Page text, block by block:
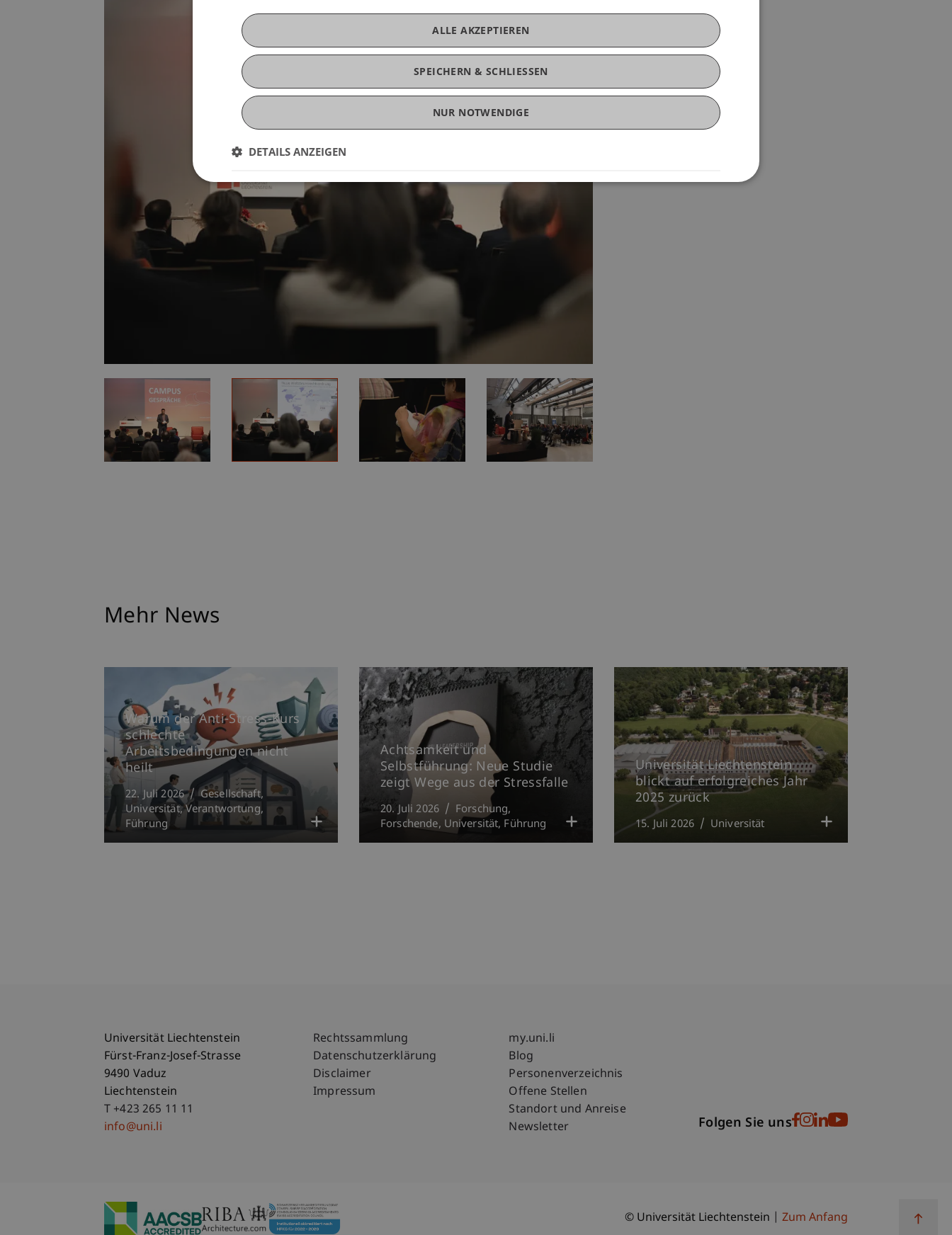
Mehr News
Warum der Anti-Stress-Kurs
schlechte
Arbeitsbedingungen nicht
heilt
22. Juli 2026
Gesellschaft
Universität Verantwortung
Führung
Achtsamkeit und
Selbstführung: Neue Studie
zeigt Wege aus der Stressfalle
20. Juli 2026
Forschung
Forschende Universität Führung
Universität Liechtenstein
blickt auf erfolgreiches Jahr
2025 zurück
15. Juli 2026 Universität
Universität Liechtenstein
Fürst-Franz-Josef-Strasse
9490 Vaduz
Liechtenstein
T +423 265 11 11
info@uni.li
Fußzeile Rechtliche Hinweise
Rechtssammlung
Datenschutzerklärung
Disclaimer
Impressum
Fußzeile Subdomain-Verzeichnis
my.uni.li
Blog
Personenverzeichnis
Offene Stellen
Standort und Anreise
Newsletter
Folgen Sie uns
© Universität Liechtenstein Zum Anfang
SPEICHERN & SCHLIESSEN
ALLE AKZEPTIEREN
NUR NOTWENDIGE
DETAILS ANZEIGEN